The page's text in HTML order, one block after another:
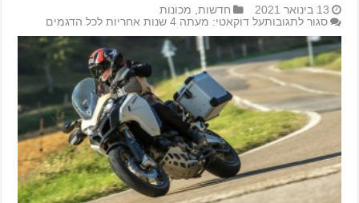
13 בינואר 2021 חדשות מכונות
סגור לתגובותעל דוקאטי: מעתה 4 שנות אחריות לכל הדגמים